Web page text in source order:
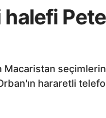
Macaristan
hararetli